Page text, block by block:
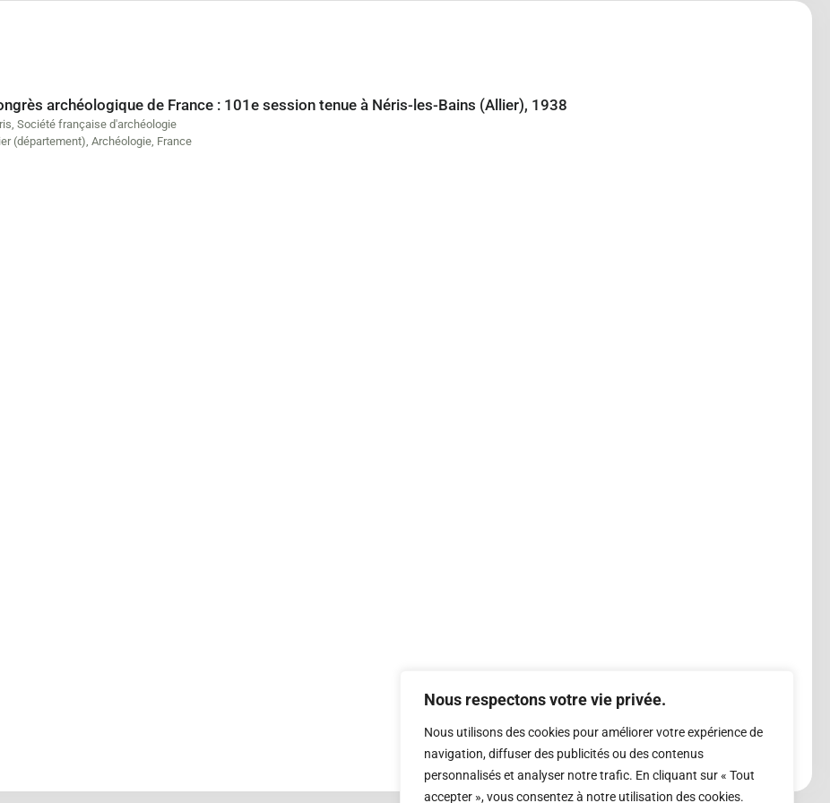
Nous respectons votre vie privée.
Nous utilisons des cookies pour améliorer votre expérience de
navigation, diffuser des publicités ou des contenus
personnalisés et analyser notre trafic. En cliquant sur « Tout
accepter », vous consentez à notre utilisation des cookies.
archéologique de France : 101e session tenue à Néris-les-Bains (Allier), 1938
, Société française d'archéologie
(département), Archéologie, France